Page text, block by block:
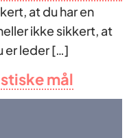
at du har en
ikke sikkert, at
er leder […]
mål